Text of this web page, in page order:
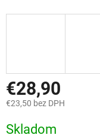
€28,90
€23,50 bez DPH
cena:
Skladom